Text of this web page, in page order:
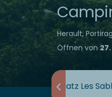
Herault,
Öffnen von
Campingplatz Les